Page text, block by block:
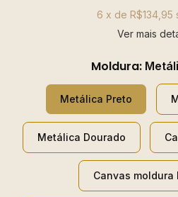
6 x de R$134,95
Ver mais
Moldura:
Metálica Preto
Metálica Dourado
Canvas moldura